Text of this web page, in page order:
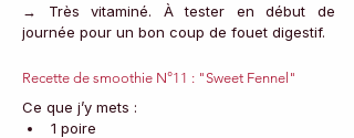
→ Très vitaminé. À tester en début de
journée pour un bon coup de fouet digestif.
Recette de smoothie N°11 : "Sweet Fennel"
Ce que j’y mets :
1 poire